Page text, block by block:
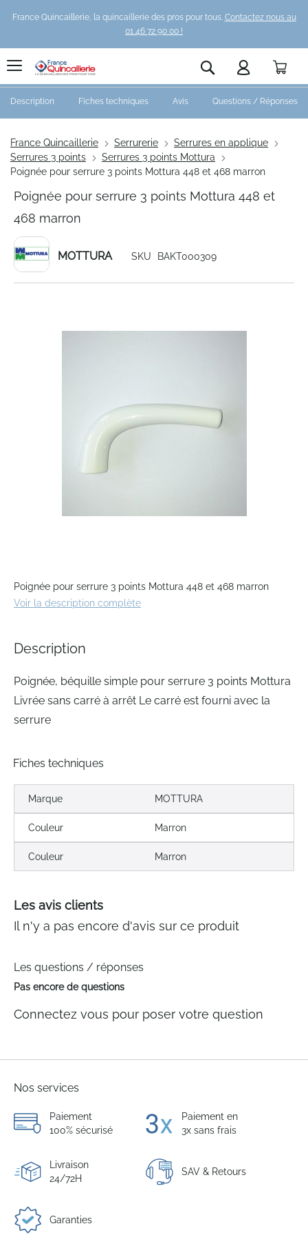
France Quincaillerie, la quincaillerie des pros pour tous. Contactez nous au
01 46 72 90 00 !
Rechercher
France Quincaillerie Serrurerie
Serrures en applique
Serrures 3 points
Serrures 3 points Mottura
Poignée pour serrure 3 points Mottura 448 et 468 marron
Poignée pour serrure 3 points Mottura 448 et
468 marron
MOTTURA SKU BAKT000309
to
the
images
Poignée pour serrure 3 points Mottura 448 et 468 marron
Voir la description complète
Description Fiches techniques Avis Questions / Réponses
Description
Poignée, béquille simple pour serrure 3 points Mottura
Livrée sans carré à arrêt Le carré est fourni avec la
serrure
Fiches techniques
Marque MOTTURA
Couleur Marron
Couleur Marron
Les avis clients
Il n'y a pas encore d'avis sur ce produit
Les questions / réponses
Pas encore de questions
Connectez vous pour poser votre question
Nos services
Paiement
100% sécurisé
Paiement en
3x sans frais
Livraison
24/72H
SAV & Retours
Garanties